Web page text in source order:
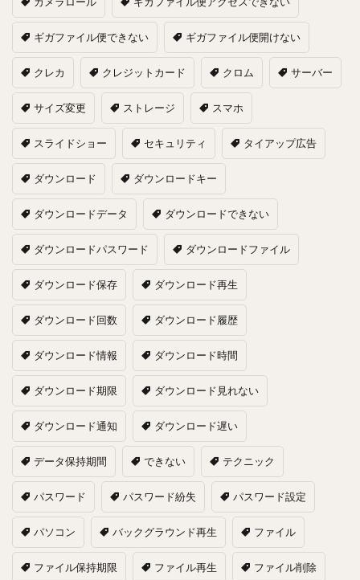
ギガファイル便できない ギガファイル便開けない
クレカ クレジットカード クロム サーバー
サイズ変更 ストレージ スマホ
スライドショー セキュリティ タイアップ広告
ダウンロード ダウンロードキー
ダウンロードデータ ダウンロードできない
ダウンロードパスワード ダウンロードファイル
ダウンロード保存 ダウンロード再生
ダウンロード回数 ダウンロード履歴
ダウンロード情報 ダウンロード時間
ダウンロード期限 ダウンロード見れない
ダウンロード通知 ダウンロード遅い
データ保持期間 できない テクニック
パスワード パスワード紛失 パスワード設定
パソコン バックグラウンド再生 ファイル
ファイル保持期限 ファイル再生 ファイル削除